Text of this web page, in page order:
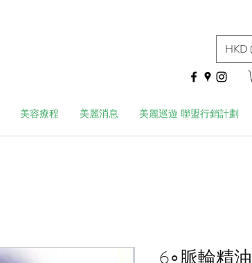
HKD
美容療程 美麗消息 美麗巡遊 聯盟行銷計劃
6∘脈輪精